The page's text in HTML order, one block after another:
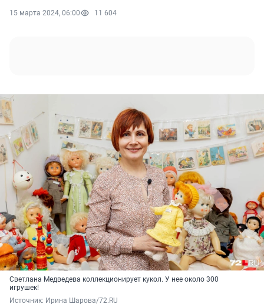
15 марта 2024, 06:00 11 604
Светлана Медведева коллекционирует кукол. У нее около 300
игрушек!
Источник: Ирина Шарова/72.RU